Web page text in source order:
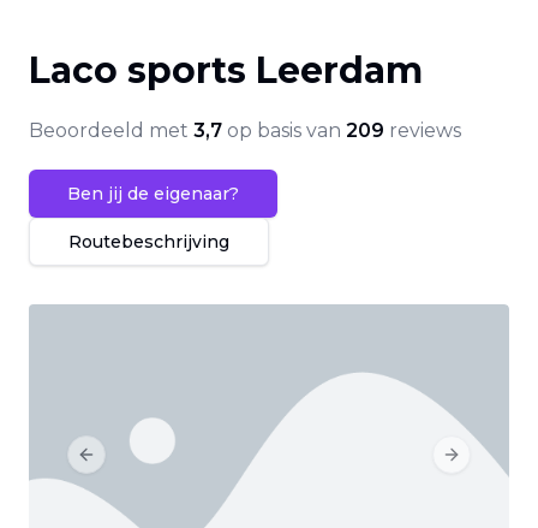
Laco sports Leerdam
Beoordeeld met 3,7 op basis van 209 reviews
Ben jij de eigenaar?
Routebeschrijving
Previous slide Next slide